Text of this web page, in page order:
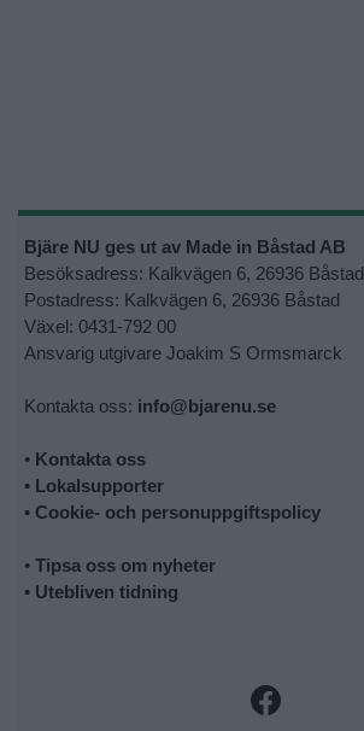
Bjäre NU ges ut av Made in Båstad AB
Besöksadress: Kalkvägen 6, 26936 Båstad
Postadress: Kalkvägen 6, 26936 Båstad
Växel: 0431-792 00
Ansvarig utgivare Joakim S Ormsmarck
Kontakta oss: info@bjarenu.se
• Kontakta oss
• Lokalsupporter
• Cookie- och personuppgiftspolicy
• Tipsa oss om nyheter
• Utebliven tidning